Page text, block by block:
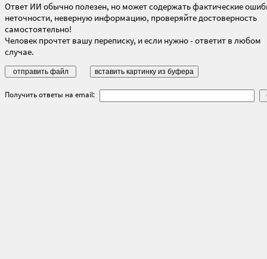
Ответ ИИ обычно полезен, но может содержать фактические
неточности, неверную информацию, проверяйте достоверность
самостоятельно!
Человек прочтет вашу переписку, и если нужно - ответит в любом
случае.
Получить ответы на email: